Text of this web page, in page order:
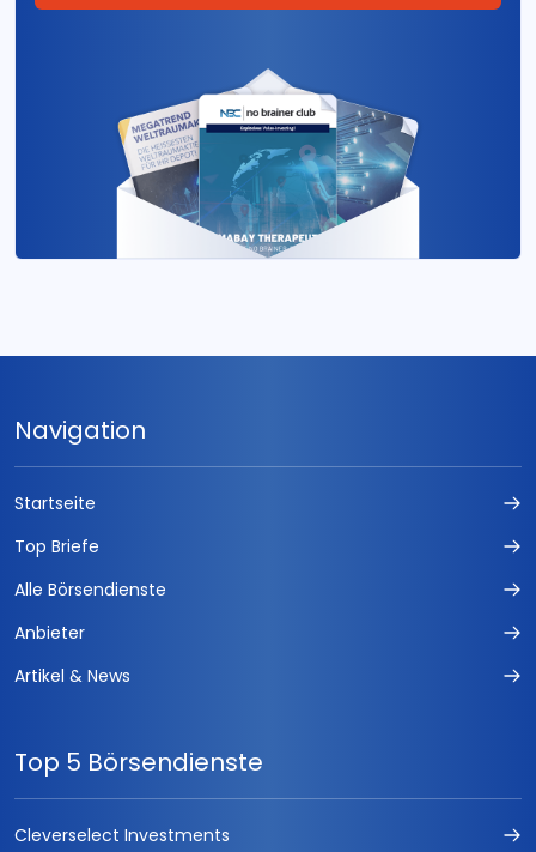
Navigation
Startseite
Top Briefe
Alle Börsendienste
Anbieter
Artikel & News
Top 5 Börsendienste
Cleverselect Investments